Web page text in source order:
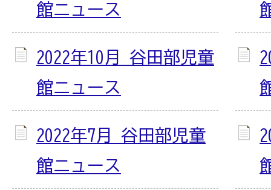
館ニュース
2022年10月 谷田部児童
館ニュース
2022年7月 谷田部児童
館ニュース